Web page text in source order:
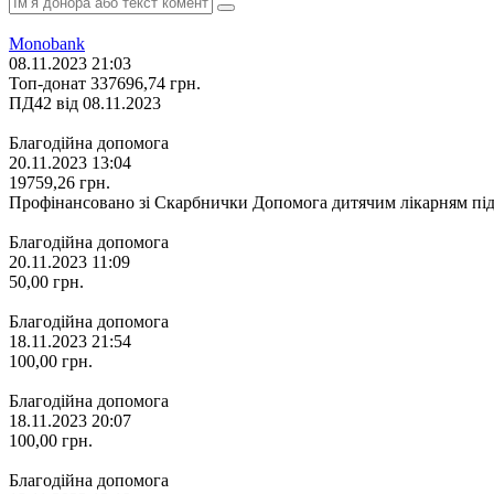
Monobank
08.11.2023 21:03
Топ-донат 337696,74 грн.
ПД42 від 08.11.2023
Благодійна допомога
20.11.2023 13:04
19759,26 грн.
Профінансовано зі Скарбнички Допомога дитячим лікарням
Благодійна допомога
20.11.2023 11:09
50,00 грн.
Благодійна допомога
18.11.2023 21:54
100,00 грн.
Благодійна допомога
18.11.2023 20:07
100,00 грн.
Благодійна допомога